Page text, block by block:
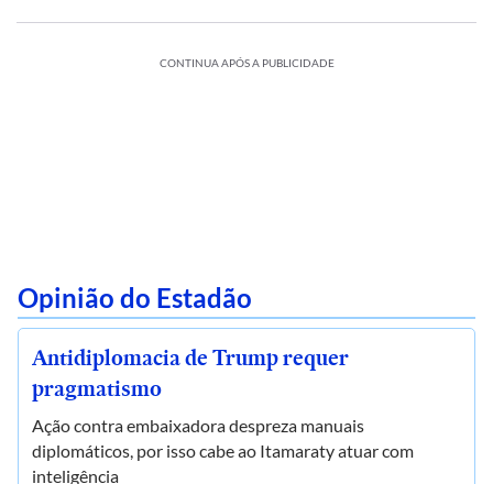
CONTINUA APÓS A PUBLICIDADE
Opinião do Estadão
Antidiplomacia de Trump requer
pragmatismo
Ação contra embaixadora despreza manuais
diplomáticos, por isso cabe ao Itamaraty atuar com
inteligência